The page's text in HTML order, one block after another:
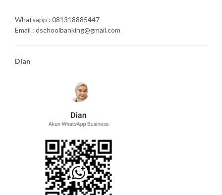
Whatsapp : 081318885447
Email : dschoolbanking@gmail.com
Dian